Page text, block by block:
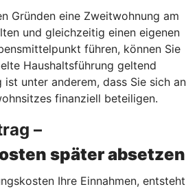
Gründen eine Zweitwohnung am
und gleichzeitig einen eigenen
führen, können Sie
Haushaltsführung geltend
ist unter anderem, dass Sie sich an
finanziell beteiligen.
–
später absetzen
Ihre Einnahmen, entsteht